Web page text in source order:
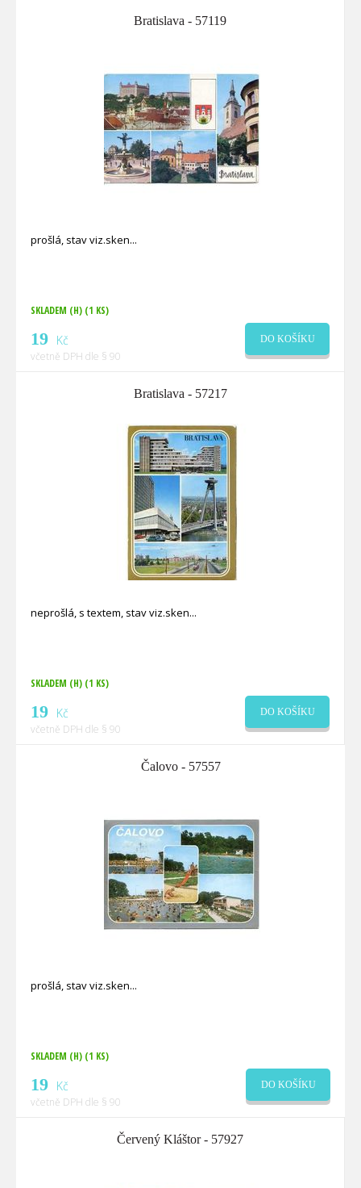
Bratislava - 57119
prošlá, stav viz.sken
SKLADEM (H) (1 KS)
19 Kč
včetně DPH dle § 90
DO KOŠÍKU
Bratislava - 57217
neprošlá, s textem, stav viz.sken
SKLADEM (H) (1 KS)
19 Kč
včetně DPH dle § 90
DO KOŠÍKU
Čalovo - 57557
prošlá, stav viz.sken
SKLADEM (H) (1 KS)
19 Kč
včetně DPH dle § 90
DO KOŠÍKU
Červený Kláštor - 57927